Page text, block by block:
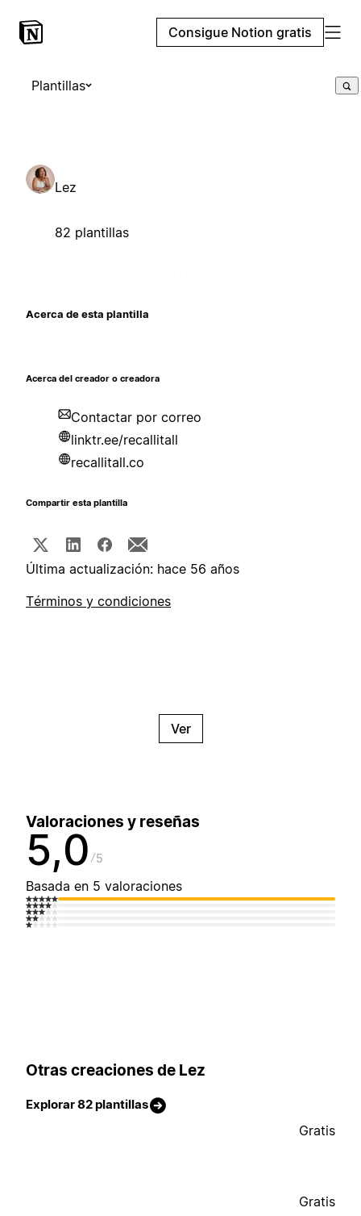
Consigue Notion gratis
Plantillas
Lez
82 plantillas
Acerca de esta plantilla
Acerca del creador o creadora
Contactar por correo
linktr.ee/recallitall
recallitall.co
Compartir esta plantilla
Última actualización: hace 56 años
Términos y condiciones
Ver
Valoraciones y reseñas
5,0 5
Basada en 5 valoraciones
Otras creaciones de Lez
Explorar 82 plantillas
Gratis
Gratis